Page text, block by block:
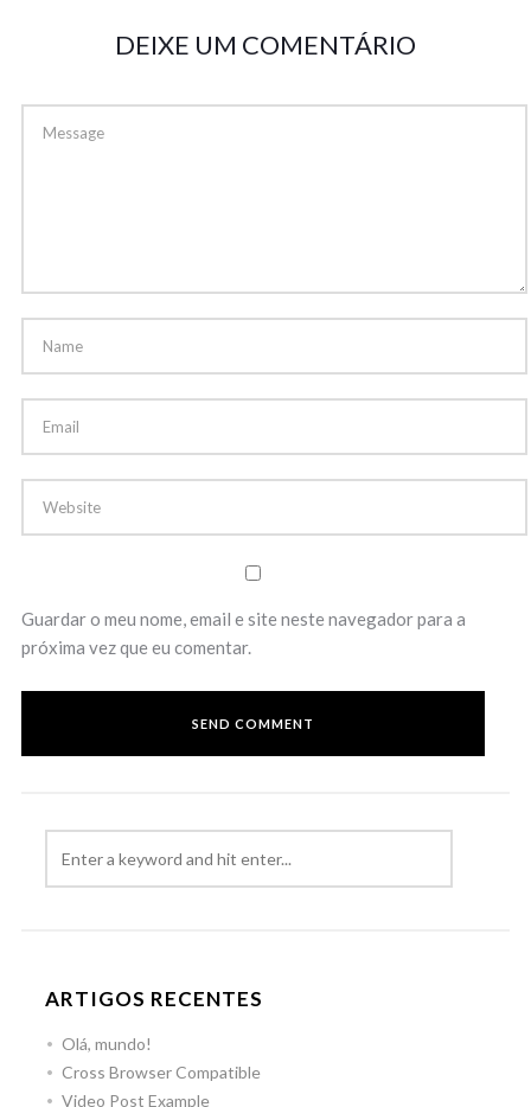
DEIXE UM COMENTÁRIO
Guardar o meu nome, email e site neste navegador para a
próxima vez que eu comentar.
ARTIGOS RECENTES
Olá, mundo!
Cross Browser Compatible
Video Post Example